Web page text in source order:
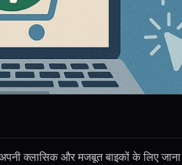
क्लासिक और मजबूत बाइकों के लिए जाना